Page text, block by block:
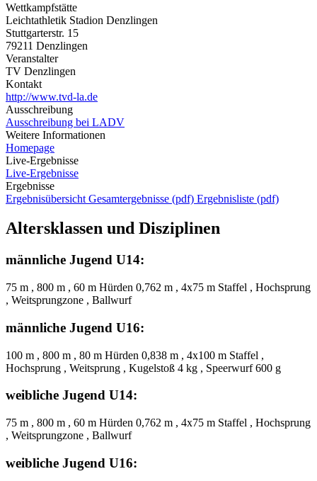
Wettkampfstätte
Leichtathletik Stadion Denzlingen
Stuttgarterstr. 15
79211 Denzlingen
Veranstalter
TV Denzlingen
Kontakt
http://www.tvd-la.de
Ausschreibung
Ausschreibung bei LADV
Weitere Informationen
Homepage
Live-Ergebnisse
Live-Ergebnisse
Ergebnisse
Ergebnisübersicht Gesamtergebnisse (pdf) Ergebnisliste (pdf)
Altersklassen und Disziplinen
männliche Jugend U14:
75 m , 800 m , 60 m Hürden 0,762 m , 4x75 m Staffel , Hochsprung
, Weitsprungzone , Ballwurf
männliche Jugend U16:
100 m , 800 m , 80 m Hürden 0,838 m , 4x100 m Staffel ,
Hochsprung , Weitsprung , Kugelstoß 4 kg , Speerwurf 600 g
weibliche Jugend U14:
75 m , 800 m , 60 m Hürden 0,762 m , 4x75 m Staffel , Hochsprung
, Weitsprungzone , Ballwurf
weibliche Jugend U16: